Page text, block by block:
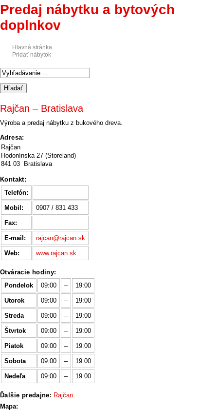
Predaj nábytku a bytových
doplnkov
Hlavná stránka
Pridať nábytok
Rajčan – Bratislava
Výroba a predaj nábytku z bukového dreva.
Adresa:
Rajčan
Hodonínska 27 (Storeland)
841 03 Bratislava
Kontakt:
Telefón:
Mobil: 0907 / 831 433
Fax:
E-mail: rajcan@rajcan.sk
Web: www.rajcan.sk
Otváracie hodiny:
Pondelok
09:00 – 19:00
Utorok 09:00 – 19:00
Streda 09:00 – 19:00
Štvrtok 09:00 – 19:00
Piatok 09:00 – 19:00
Sobota 09:00 – 19:00
Nedeľa 09:00 – 19:00
Ďalšie predajne: Rajčan
Mapa: